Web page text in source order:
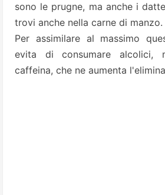
sono le prugne, ma anche i
trovi anche nella carne di manzo.
Per assimilare al massimo
evita di consumare alcolici,
caffeina, che ne aumenta